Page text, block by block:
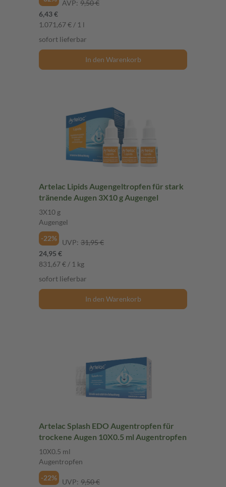
AVP: 9,50 €
6,43 €
1.071,67 € / 1 l
sofort lieferbar
In den Warenkorb
Artelac Lipids Augengeltropfen für stark
tränende Augen 3X10 g Augengel
3X10 g
Augengel
-22%
UVP: 31,95 €
24,95 €
831,67 € / 1 kg
sofort lieferbar
In den Warenkorb
Artelac Splash EDO Augentropfen für
trockene Augen 10X0.5 ml Augentropfen
10X0.5 ml
Augentropfen
-22%
UVP: 9,50 €